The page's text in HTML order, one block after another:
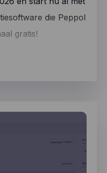
die Peppol
gratis!